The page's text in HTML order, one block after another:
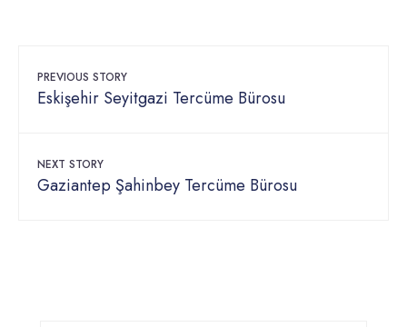
PREVIOUS STORY
Eskişehir Seyitgazi Tercüme Bürosu
NEXT STORY
Gaziantep Şahinbey Tercüme Bürosu